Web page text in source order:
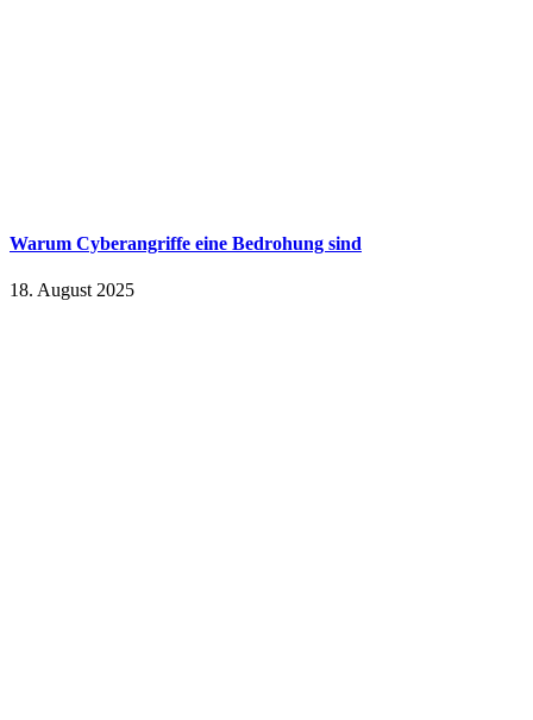
Warum Cyberangriffe eine Bedrohung sind
18. August 2025